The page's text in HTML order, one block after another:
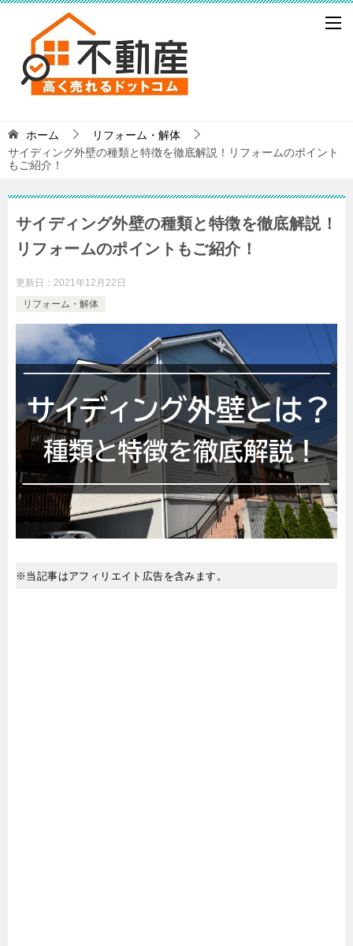
ホーム
リフォーム・解体
サイディング外壁の種類と特徴を徹底解説！リフォームのポイント
もご紹介！
サイディング外壁の種類と特徴を徹底解説！
リフォームのポイントもご紹介！
更新日： 2021年12月22日
リフォーム・解体
※当記事はアフィリエイト広告を含みます。